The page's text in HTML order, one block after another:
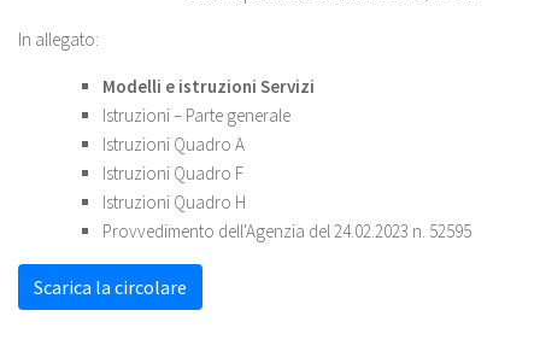
In allegato:
Modelli e istruzioni Servizi
Istruzioni – Parte generale
Istruzioni Quadro A
Istruzioni Quadro F
Istruzioni Quadro H
Provvedimento dell'Agenzia del 24.02.2023 n. 52595
Scarica la circolare